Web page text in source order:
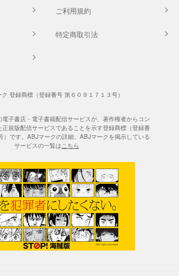
ご利用規約
特定商取引法
電子書店・電子書籍配信サービスが、著作権者からコン
正規版配信サービスであることを示す登録商標（登録番
）です。ABJマークの詳細、ABJマークを掲示している
サービスの一覧はこちら